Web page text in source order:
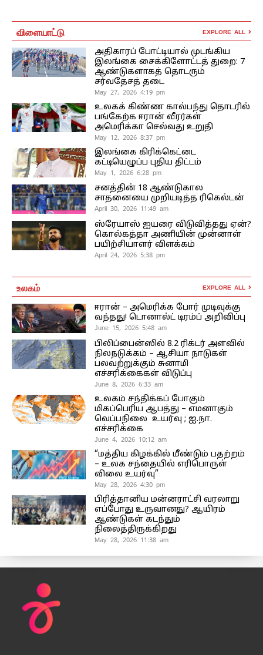
விளையாட்டு EXPLORE ALL
அதிகாரப் போட்டியால் முடங்கிய
இலங்கை சைக்கிளோட்டத் துறை: 7
ஆண்டுகளாகத் தொடரும்
சர்வதேசத் தடை
May 27, 2026 4:19 pm
உலகக் கிண்ண கால்பந்து தொடரில்
பங்கேற்க ஈரான் வீரர்கள்
அமெரிக்கா செல்வது உறுதி
May 12, 2026 8:37 pm
இலங்கை கிரிக்கெட்டை
கட்டியெழுப்ப புதிய திட்டம்
May 1, 2026 6:28 pm
சனத்தின் 18 ஆண்டுகால
சாதனையை முறியடித்த ரிகெல்டன்
April 30, 2026 11:49 am
ஸ்ரேயாஸ் ஐயரை விடுவித்தது ஏன்?
கொல்கத்தா அணியின் முன்னாள்
பயிற்சியாளர் விளக்கம்
April 24, 2026 5:38 pm
உலகம் EXPLORE ALL
ஈரான் – அமெரிக்க போர் முடிவுக்கு
வந்தது! டொனால்ட் டிரம்ப் அறிவிப்பு
June 15, 2026 5:48 am
பிலிப்பைன்ஸில் 8.2 ரிக்டர் அளவில்
நிலநடுக்கம் – ஆசியா நாடுகள்
பலவற்றுக்கும் சுனாமி
எச்சரிக்கைகள் விடுப்பு
June 8, 2026 6:33 am
உலகம் சந்திக்கப் போகும்
மிகப்பெரிய ஆபத்து – எமனாகும்
வெப்பநிலை உயர்வு ; ஐ.நா.
எச்சரிக்கை
June 4, 2026 10:12 am
“மத்திய கிழக்கில் மீண்டும் பதற்றம்
– உலக சந்தையில் எரிபொருள்
விலை உயர்வு”
May 28, 2026 4:30 pm
பிரித்தானிய மன்னராட்சி வரலாறு
எப்போது உருவானது? ஆயிரம்
ஆண்டுகள் கடந்தும்
நிலைத்திருக்கிறது
May 28, 2026 11:38 am